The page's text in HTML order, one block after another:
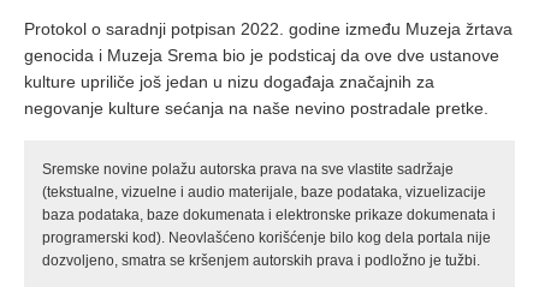
Protokol o saradnji potpisan 2022. godine između Muzeja žrtava
genocida i Muzeja Srema bio je podsticaj da ove dve ustanove
kulture upriliče još jedan u nizu događaja značajnih za
negovanje kulture sećanja na naše nevino postradale pretke.
Sremske novine polažu autorska prava na sve vlastite sadržaje
(tekstualne, vizuelne i audio materijale, baze podataka, vizuelizacije
baza podataka, baze dokumenata i elektronske prikaze dokumenata i
programerski kod). Neovlašćeno korišćenje bilo kog dela portala nije
dozvoljeno, smatra se kršenjem autorskih prava i podložno je tužbi.